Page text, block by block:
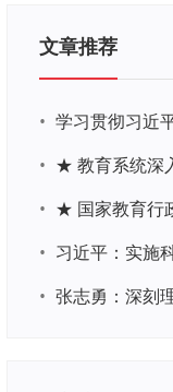
文章推荐
•
•
•
•
•